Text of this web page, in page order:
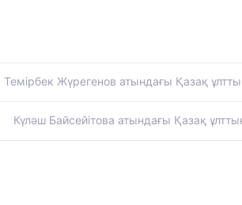
Темірбек Жүрегенов атындағы Қазақ
Күләш Байсейітова атындағы Қазақ